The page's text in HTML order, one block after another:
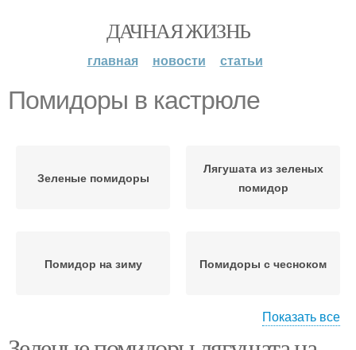
ДАЧНАЯ ЖИЗНЬ
главная новости статьи
Помидоры в кастрюле
Зеленые помидоры
Лягушата из зеленых
помидор
Помидор на зиму Помидоры с чесноком
Показать все